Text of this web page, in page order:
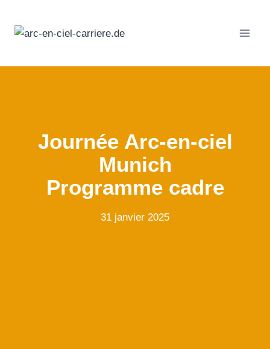
contenu
Journée Arc-en-ciel
Munich
Programme cadre
31 janvier 2025